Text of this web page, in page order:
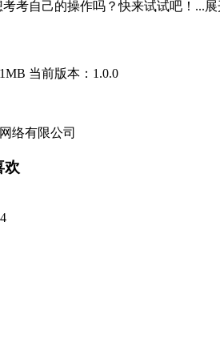
考自己的操作吗？快来试试吧！...
当前版本：1.0.0
络有限公司
欢